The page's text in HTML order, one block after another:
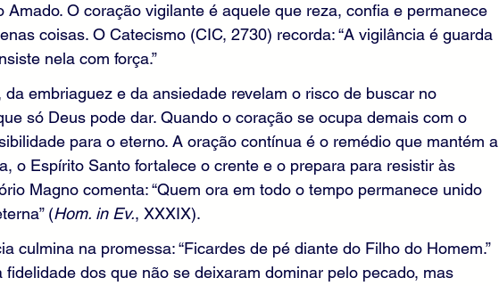
Amado. O coração vigilante é aquele que reza, confia e permanece
coisas. O Catecismo (CIC, 2730) recorda: “A vigilância é guarda
nela com força.”
embriaguez e da ansiedade revelam o risco de buscar no
só Deus pode dar. Quando o coração se ocupa demais com o
para o eterno. A oração contínua é o remédio que mantém a
o Espírito Santo fortalece o crente e o prepara para resistir às
Magno comenta: “Quem ora em todo o tempo permanece unido
(Hom. in Ev., XXXIX).
culmina na promessa: “Ficardes de pé diante do Filho do Homem.”
fidelidade dos que não se deixaram dominar pelo pecado, mas